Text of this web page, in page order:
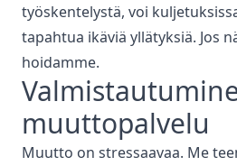
työskentelystä, voi
tapahtua ikäviä yllätyksiä. Jos
hoidamme.
muuttopalvelu
Muutto on stressaavaa. Me